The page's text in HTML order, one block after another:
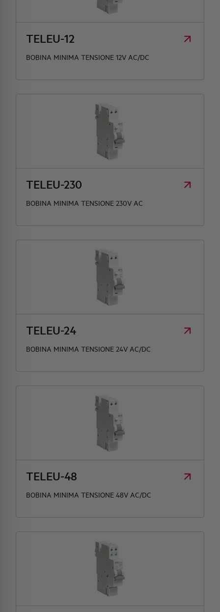
TELEU-12
BOBINA MINIMA TENSIONE 12V AC/DC
TELEU-230
BOBINA MINIMA TENSIONE 230V AC
TELEU-24
BOBINA MINIMA TENSIONE 24V AC/DC
TELEU-48
BOBINA MINIMA TENSIONE 48V AC/DC
HQ & TEAM
ATTIVITÀ E MERCATI